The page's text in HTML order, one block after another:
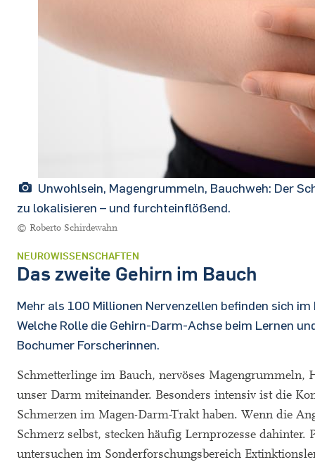
Unwohlsein, Magengrummeln, Bauchweh: Der
zu lokalisieren – und furchteinflößend.
© Roberto Schirdewahn
NEUROWISSENSCHAFTEN
Das zweite Gehirn im Bauch
Mehr als 100 Millionen Nervenzellen befinden sich
Welche Rolle die Gehirn-Darm-Achse beim Lernen
Bochumer Forscherinnen.
Schmetterlinge im Bauch, nervöses
unser Darm miteinander. Besonders intensiv ist die
Schmerzen im Magen-Darm-Trakt haben. Wenn die
Schmerz selbst, stecken häufig Lernprozesse
untersuchen im Sonderforschungsbereich